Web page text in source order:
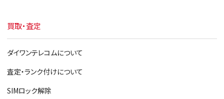
買取・査定
ダイワンテレコムについて
査定・ランク付けについて
SIMロック解除